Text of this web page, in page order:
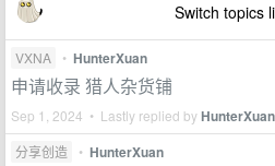
Switch topics
VXNA • HunterXuan
申请收录 猎人杂货铺
Sep 1, 2024 • Lastly replied byHunterXuan
分享创造 • HunterXuan